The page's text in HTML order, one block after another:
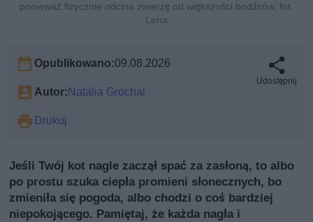
ponieważ fizycznie odcina zwierzę od większości bodźców, fot.
Lena
Opublikowano:09.08.2026
Autor: Natalia Grochal
Drukuj
Udostępnij
Jeśli Twój kot nagle zaczął spać za zasłoną, to albo
po prostu szuka ciepła promieni słonecznych, bo
zmieniła się pogoda, albo chodzi o coś bardziej
niepokojącego. Pamiętaj, że każda nagła i